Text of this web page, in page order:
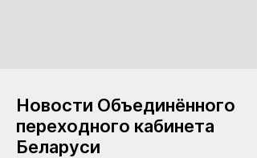
Новости Объединённого
переходного кабинета
Беларуси